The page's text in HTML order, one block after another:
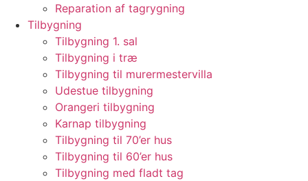
Reparation af tagrygning
Tilbygning
Tilbygning 1. sal
Tilbygning i træ
Tilbygning til murermestervilla
Udestue tilbygning
Orangeri tilbygning
Karnap tilbygning
Tilbygning til 70’er hus
Tilbygning til 60’er hus
Tilbygning med fladt tag